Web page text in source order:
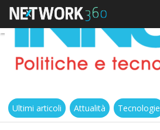
Ultimi articoli Attualità Tecnologie